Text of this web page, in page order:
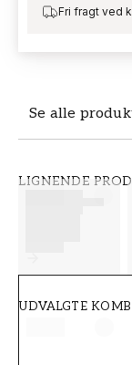
Se alle
LIGNENDE
UDVALGTE
Fri fragt ved